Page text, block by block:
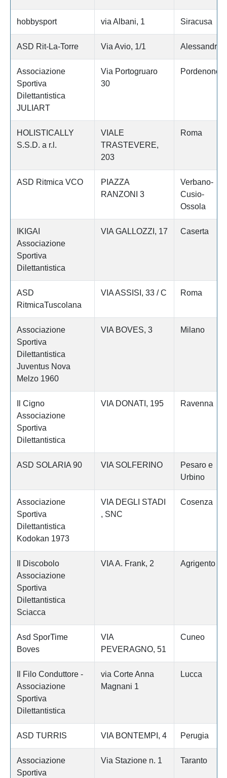
hobbysport via Albani, 1 Siracusa
ASD Rit-La-Torre Via Avio, 1/1 Alessandria
Associazione
Sportiva
Dilettantistica
JULIART
Via Portogruaro
30
Pordenone
HOLISTICALLY
S.S.D. a r.l.
VIALE
TRASTEVERE,
203
Roma
ASD Ritmica VCO
PIAZZA
RANZONI 3
Verbano-
Cusio-
Ossola
IKIGAI
Associazione
Sportiva
Dilettantistica
VIA GALLOZZI, 17 Caserta
ASD
RitmicaTuscolana
VIA ASSISI, 33 / C Roma
Associazione
Sportiva
Dilettantistica
Juventus Nova
Melzo 1960
VIA BOVES, 3 Milano
Il Cigno
Associazione
Sportiva
Dilettantistica
VIA DONATI, 195 Ravenna
ASD SOLARIA 90 VIA SOLFERINO
Pesaro e
Urbino
Associazione
Sportiva
Dilettantistica
Kodokan 1973
VIA DEGLI STADI
, SNC
Cosenza
Il Discobolo
Associazione
Sportiva
Dilettantistica
Sciacca
VIA A. Frank, 2 Agrigento
Asd SporTime
Boves
VIA
PEVERAGNO, 51
Cuneo
Il Filo Conduttore -
Associazione
Sportiva
Dilettantistica
via Corte Anna
Magnani 1
Lucca
ASD TURRIS VIA BONTEMPI, 4 Perugia
Associazione
Sportiva
Via Stazione n. 1 Taranto